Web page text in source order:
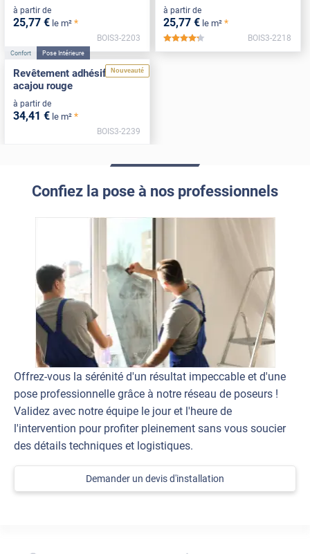
à partir de
25,77 € le m² *
BOIS3-2203
à partir de
25,77 € le m² *
*****
BOIS3-2218
Nouveauté
Confort Pose Intérieure
Revêtement adhésif bois
acajou rouge
à partir de
34,41 € le m² *
BOIS3-2239
Confiez la pose à nos professionnels
Offrez-vous la sérénité d'un résultat impeccable et d'une
pose professionnelle grâce à notre réseau de poseurs !
Validez avec notre équipe le jour et l'heure de
l'intervention pour profiter pleinement sans vous soucier
des détails techniques et logistiques.
Demander un devis d'installation